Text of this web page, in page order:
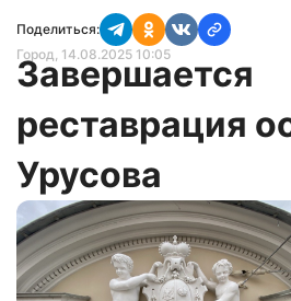
Поделиться:
Город, 14.08.2025 10:05
Завершается
реставрация
Урусова